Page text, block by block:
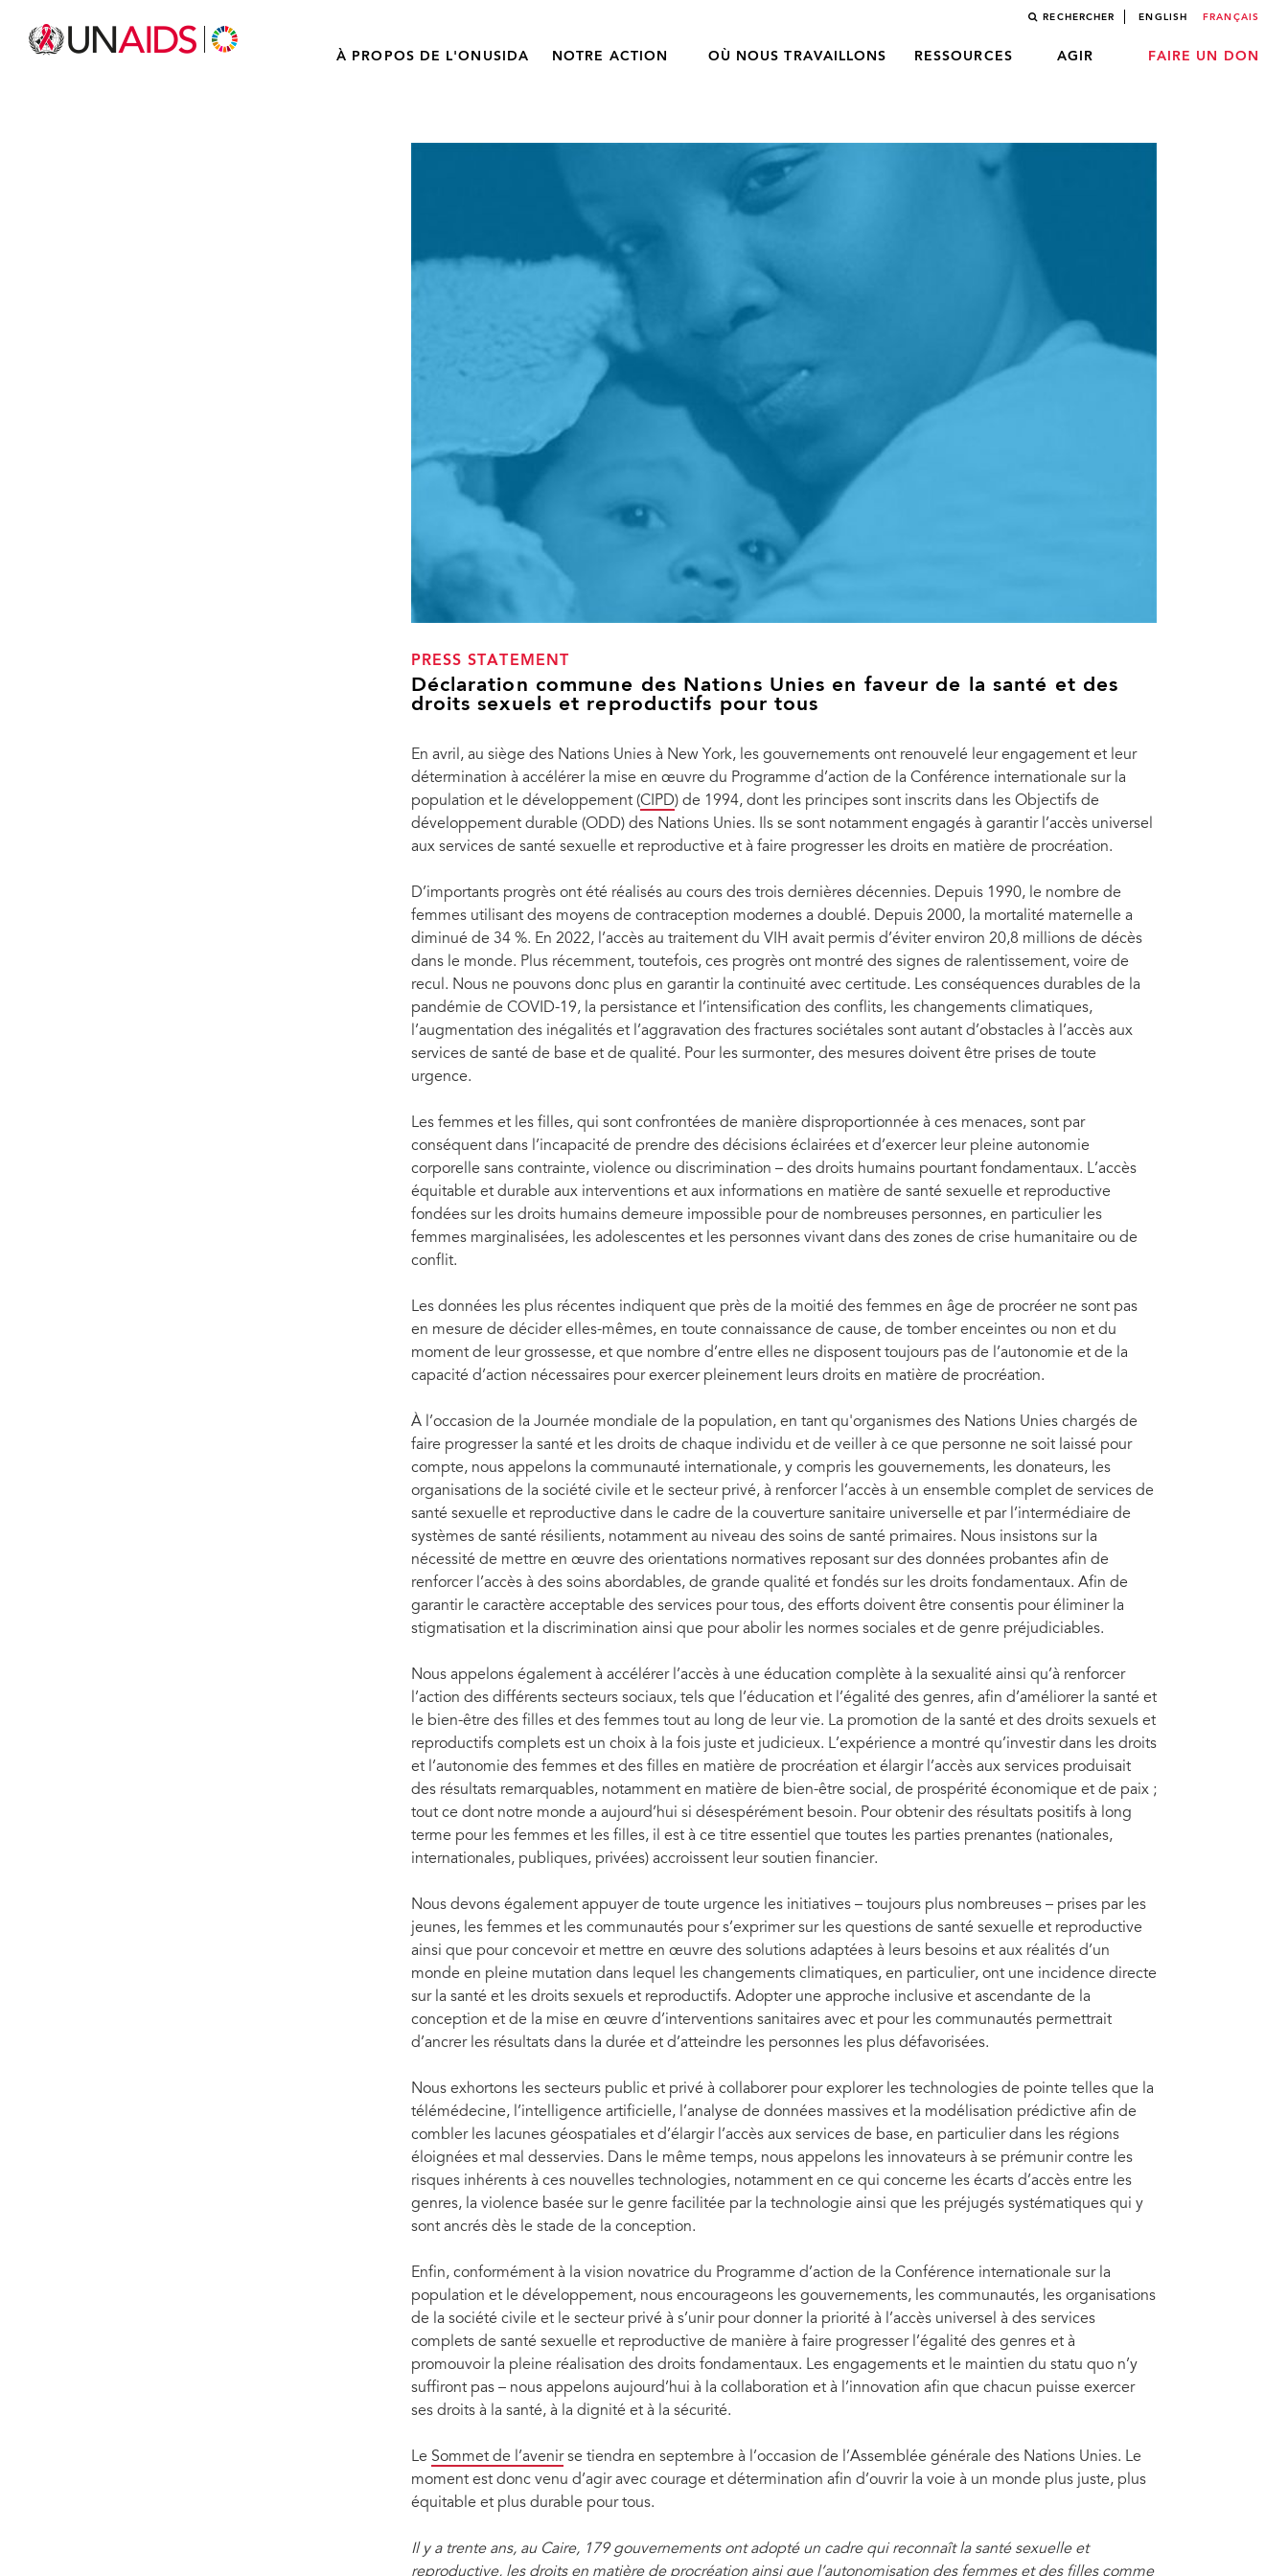
RECHERCHER ENGLISH FRANÇAIS
À PROPOS DE L'ONUSIDA NOTRE ACTION OÙ NOUS TRAVAILLONS RESSOURCES AGIR FAIRE UN DON
PRESS STATEMENT
Déclaration commune des Nations Unies en faveur de la santé et des
droits sexuels et reproductifs pour tous
En avril, au siège des Nations Unies à New York, les gouvernements ont renouvelé leur engagement et leur
détermination à accélérer la mise en œuvre du Programme d’action de la Conférence internationale sur la
population et le développement (CIPD) de 1994, dont les principes sont inscrits dans les Objectifs de
développement durable (ODD) des Nations Unies. Ils se sont notamment engagés à garantir l’accès universel
aux services de santé sexuelle et reproductive et à faire progresser les droits en matière de procréation.
D’importants progrès ont été réalisés au cours des trois dernières décennies. Depuis 1990, le nombre de
femmes utilisant des moyens de contraception modernes a doublé. Depuis 2000, la mortalité maternelle a
diminué de 34 %. En 2022, l’accès au traitement du VIH avait permis d’éviter environ 20,8 millions de décès
dans le monde. Plus récemment, toutefois, ces progrès ont montré des signes de ralentissement, voire de
recul. Nous ne pouvons donc plus en garantir la continuité avec certitude. Les conséquences durables de la
pandémie de COVID-19, la persistance et l’intensification des conflits, les changements climatiques,
l’augmentation des inégalités et l’aggravation des fractures sociétales sont autant d’obstacles à l’accès aux
services de santé de base et de qualité. Pour les surmonter, des mesures doivent être prises de toute
urgence.
Les femmes et les filles, qui sont confrontées de manière disproportionnée à ces menaces, sont par
conséquent dans l’incapacité de prendre des décisions éclairées et d’exercer leur pleine autonomie
corporelle sans contrainte, violence ou discrimination – des droits humains pourtant fondamentaux. L’accès
équitable et durable aux interventions et aux informations en matière de santé sexuelle et reproductive
fondées sur les droits humains demeure impossible pour de nombreuses personnes, en particulier les
femmes marginalisées, les adolescentes et les personnes vivant dans des zones de crise humanitaire ou de
conflit.
Les données les plus récentes indiquent que près de la moitié des femmes en âge de procréer ne sont pas
en mesure de décider elles-mêmes, en toute connaissance de cause, de tomber enceintes ou non et du
moment de leur grossesse, et que nombre d’entre elles ne disposent toujours pas de l’autonomie et de la
capacité d’action nécessaires pour exercer pleinement leurs droits en matière de procréation.
À l’occasion de la Journée mondiale de la population, en tant qu'organismes des Nations Unies chargés de
faire progresser la santé et les droits de chaque individu et de veiller à ce que personne ne soit laissé pour
compte, nous appelons la communauté internationale, y compris les gouvernements, les donateurs, les
organisations de la société civile et le secteur privé, à renforcer l’accès à un ensemble complet de services de
santé sexuelle et reproductive dans le cadre de la couverture sanitaire universelle et par l’intermédiaire de
systèmes de santé résilients, notamment au niveau des soins de santé primaires. Nous insistons sur la
nécessité de mettre en œuvre des orientations normatives reposant sur des données probantes afin de
renforcer l’accès à des soins abordables, de grande qualité et fondés sur les droits fondamentaux. Afin de
garantir le caractère acceptable des services pour tous, des efforts doivent être consentis pour éliminer la
stigmatisation et la discrimination ainsi que pour abolir les normes sociales et de genre préjudiciables.
Nous appelons également à accélérer l’accès à une éducation complète à la sexualité ainsi qu’à renforcer
l’action des différents secteurs sociaux, tels que l’éducation et l’égalité des genres, afin d’améliorer la santé et
le bien-être des filles et des femmes tout au long de leur vie. La promotion de la santé et des droits sexuels et
reproductifs complets est un choix à la fois juste et judicieux. L’expérience a montré qu’investir dans les droits
et l’autonomie des femmes et des filles en matière de procréation et élargir l’accès aux services produisait
des résultats remarquables, notamment en matière de bien-être social, de prospérité économique et de paix ;
tout ce dont notre monde a aujourd’hui si désespérément besoin. Pour obtenir des résultats positifs à long
terme pour les femmes et les filles, il est à ce titre essentiel que toutes les parties prenantes (nationales,
internationales, publiques, privées) accroissent leur soutien financier.
Nous devons également appuyer de toute urgence les initiatives – toujours plus nombreuses – prises par les
jeunes, les femmes et les communautés pour s’exprimer sur les questions de santé sexuelle et reproductive
ainsi que pour concevoir et mettre en œuvre des solutions adaptées à leurs besoins et aux réalités d’un
monde en pleine mutation dans lequel les changements climatiques, en particulier, ont une incidence directe
sur la santé et les droits sexuels et reproductifs. Adopter une approche inclusive et ascendante de la
conception et de la mise en œuvre d’interventions sanitaires avec et pour les communautés permettrait
d’ancrer les résultats dans la durée et d’atteindre les personnes les plus défavorisées.
Nous exhortons les secteurs public et privé à collaborer pour explorer les technologies de pointe telles que la
télémédecine, l’intelligence artificielle, l’analyse de données massives et la modélisation prédictive afin de
combler les lacunes géospatiales et d’élargir l’accès aux services de base, en particulier dans les régions
éloignées et mal desservies. Dans le même temps, nous appelons les innovateurs à se prémunir contre les
risques inhérents à ces nouvelles technologies, notamment en ce qui concerne les écarts d’accès entre les
genres, la violence basée sur le genre facilitée par la technologie ainsi que les préjugés systématiques qui y
sont ancrés dès le stade de la conception.
Enfin, conformément à la vision novatrice du Programme d’action de la Conférence internationale sur la
population et le développement, nous encourageons les gouvernements, les communautés, les organisations
de la société civile et le secteur privé à s’unir pour donner la priorité à l’accès universel à des services
complets de santé sexuelle et reproductive de manière à faire progresser l’égalité des genres et à
promouvoir la pleine réalisation des droits fondamentaux. Les engagements et le maintien du statu quo n’y
suffiront pas – nous appelons aujourd’hui à la collaboration et à l’innovation afin que chacun puisse exercer
ses droits à la santé, à la dignité et à la sécurité.
Le Sommet de l’avenirse tiendra en septembre à l’occasion de l’Assemblée générale des Nations Unies. Le
moment est donc venu d’agir avec courage et détermination afin d’ouvrir la voie à un monde plus juste, plus
équitable et plus durable pour tous.
Il y a trente ans, au Caire, 179 gouvernements ont adopté un cadre qui reconnaît la santé sexuelle et
reproductive, les droits en matière de procréation ainsi que l’autonomisation des femmes et des filles comme